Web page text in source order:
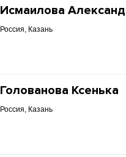
Исмаилова
Россия, Казань
Голованова Ксенька
Россия, Казань